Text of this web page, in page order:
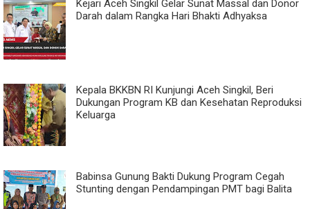
Kejari Aceh Singkil Gelar Sunat Massal dan Donor
Darah dalam Rangka Hari Bhakti Adhyaksa
Kepala BKKBN RI Kunjungi Aceh Singkil, Beri
Dukungan Program KB dan Kesehatan Reproduksi
Keluarga
Babinsa Gunung Bakti Dukung Program Cegah
Stunting dengan Pendampingan PMT bagi Balita